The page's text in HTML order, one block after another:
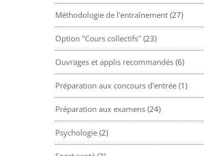
Méthodologie de l'entraînement(27)
Option "Cours collectifs" (23)
Ouvrages et applis recommandés(6)
Préparation aux concours d'entrée(1)
Préparation aux examens(24)
Psychologie(2)